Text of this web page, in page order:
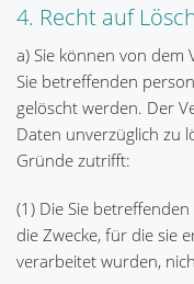
4. Recht auf
a) Sie können von dem
Sie betreffenden
gelöscht werden. Der
Daten unverzüglich zu
Gründe zutrifft:
(1) Die Sie
die Zwecke, für die sie
verarbeitet wurden,